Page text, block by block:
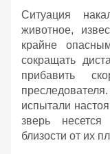
Ситуация
животное,
крайне
сокращать
прибавить
испытали
зверь
близости от их